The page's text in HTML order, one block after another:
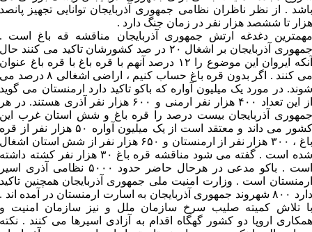
باشد . از نظر ناظران نظامی جمهوری آذربایجان توانایی تجهیز پانصد
هزار تا ششصد هزار نفر در زمان جنگ دارد .
مهمترین دغدغه ارتش جمهوری آذربایجان مناقشه قه باغ است .
جمهوری آذربایجان بر اشغال ۲۰ در صد کشورشان تاکید می کنند حال
آنکه ایروان این موضوع را ۱۲ درصد آنهم با قره باغ با قره باغ عنوان
می کنند . اگر بدون قره باغ حساب کنیم ، اراضی اشغالی ۸ درصد می
شوند. در مورد یک میلیون آواره که باکو تاکید دارد ارمنستان می گوید
از این تعداد ۴۰۰ هزار نفر ارمنی و ۶۰۰ هزار نفر آذری هستند. در هر
جمهوری آذربایجان بیست درصد را قره باغ و شش استان غرب این
کشور می داند و معتقد است از یک میلیون آواره ۵۰ هزار نفر از قره
باغ ، ۳۰۰ هزار نفر از ارمنستان و ۶۵۰ هزار نفر از شش استان اشغال
شده است . گفته می شود مناقشه قره باغ ۳۰ هزار نفر کشته داشته
است . باکو مدعی در هرحال حاضر حدود ۵۰۰۰ نظامی آذری اسیر
ارمنستان است . وزارت امنیت ملی جمهوری آذربایجان همچنین تاکید
دارد ۸۰۰ شهروند جمهوری آذربایجان به اسارت ارمنستان در آمده اند .
با تلاش کمیته صلیب سرخ سازمان ملل و نیز سازمان امنیت و
همکاری اروپا دو کشور گهگاه اقدام به آزادی اسیرها می کنند . نکته